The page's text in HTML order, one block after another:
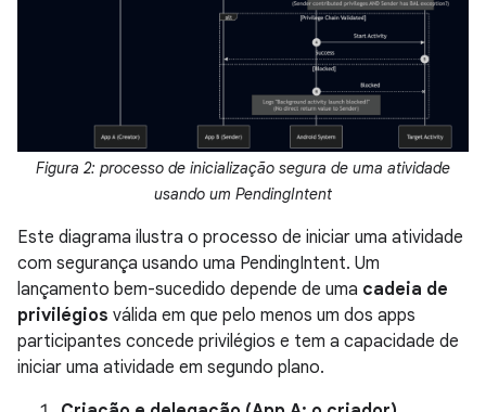
Figura 2: processo de inicialização segura de uma atividade
usando um PendingIntent
Este diagrama ilustra o processo de iniciar uma atividade
com segurança usando uma PendingIntent. Um
lançamento bem-sucedido depende de uma cadeia de
privilégios válida em que pelo menos um dos apps
participantes concede privilégios e tem a capacidade de
iniciar uma atividade em segundo plano.